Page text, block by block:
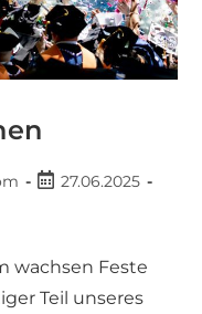
27.06.2025
wachsen Feste
Teil unseres